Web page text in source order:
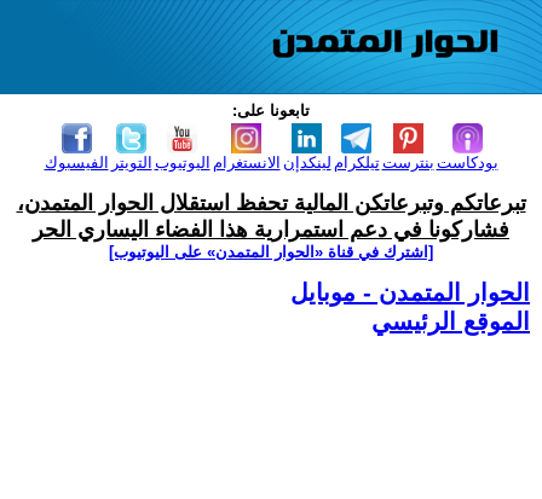
تابعونا على:
الفيسبوك التويتر اليوتيوب الانستغرام لينكدإن تيلكرامبنترست بودكاست
تبرعاتكم وتبرعاتكن المالية تحفظ استقلال الحوار المتمدن،
فشاركونا في دعم استمرارية هذا الفضاء اليساري الحر
[اشترك في قناة ‫«الحوار المتمدن» على اليوتيوب]
الحوار المتمدن - موبايل
الموقع الرئيسي